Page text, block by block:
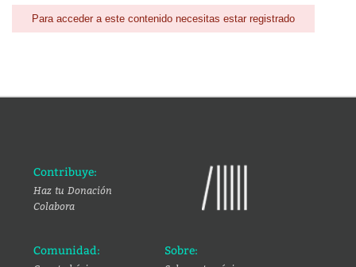
Para acceder a este contenido necesitas estar registrado
Contribuye:
Haz tu Donación
Colabora
Comunidad: Sobre: